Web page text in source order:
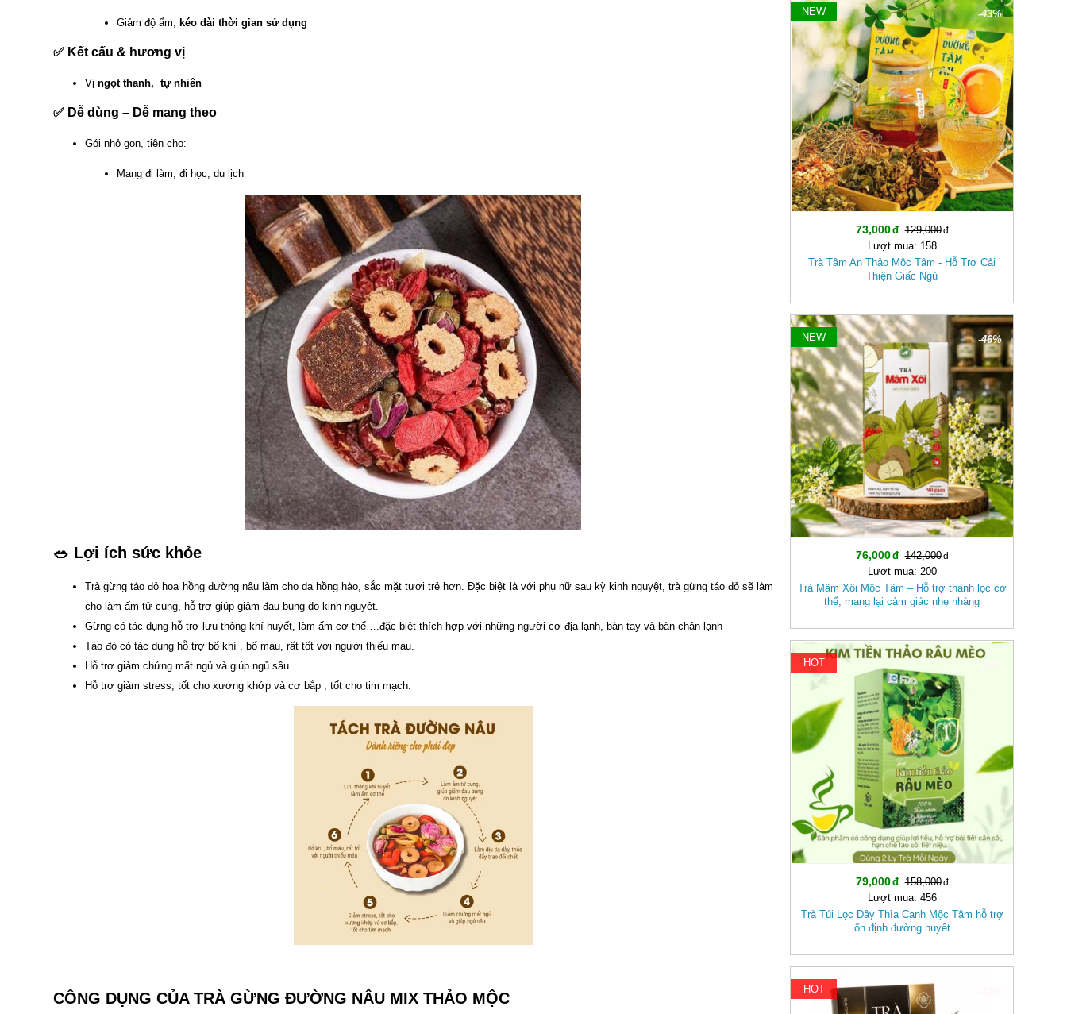
Giảm độ ẩm,kéo dài thời gian sử dụng
✅ Kết cấu & hương vị
Vịngọt thanh, tự nhiên
✅ Dễ dùng – Dễ mang theo
Gói nhỏ gọn, tiện cho:
Mang đi làm, đi học, du lịch
🥗 Lợi ích sức khỏe
Trà gừng táo đỏ hoa hồng đường nâu làm cho da hồng hào, sắc mặt tươi trẻ hơn. Đặc biệt là với phụ nữ sau kỳ kinh nguyệt, trà gừng táo đỏ sẽ làm
cho làm ấm tử cung, hỗ trợ giúp giảm đau bụng do kinh nguyệt.
Gừng có tác dụng hỗ trợ lưu thông khí huyết, làm ấm cơ thể….đặc biệt thích hợp với những người cơ địa lạnh, bàn tay và bàn chân lạnh
Táo đỏ có tác dụng hỗ trợ bổ khí , bổ máu, rất tốt với người thiếu máu.
Hỗ trợ giảm chứng mất ngủ và giúp ngủ sâu
Hỗ trợ giảm stress, tốt cho xương khớp và cơ bắp , tốt cho tim mạch.
CÔNG DỤNG CỦA TRÀ GỪNG ĐƯỜNG NÂU MIX THẢO MỘC
-43%
NEW
73,000
129,000
Lượt mua: 158
Trà Tâm An Thảo Mộc Tâm - Hỗ Trợ Cải
Thiện Giấc Ngủ
-46%
NEW
76,000
142,000
Lượt mua: 200
Trà Mâm Xôi Mộc Tâm – Hỗ trợ thanh lọc cơ
thể, mang lại cảm giác nhẹ nhàng
HOT
79,000
158,000
Lượt mua: 456
Trà Túi Lọc Dây Thìa Canh Mộc Tâm hỗ trợ
ổn định đường huyết
HOT